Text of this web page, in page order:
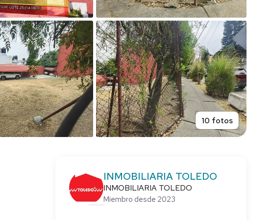
10 fotos
INMOBILIARIA TOLEDO
INMOBILIARIA TOLEDO
Miembro desde 2023